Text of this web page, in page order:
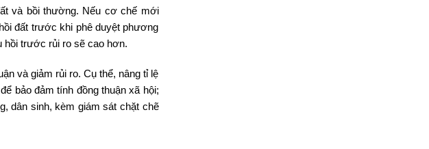
và bồi thường. Nếu cơ chế mới
đất trước khi phê duyệt phương
hồi trước rủi ro sẽ cao hơn.
và giảm rủi ro. Cụ thể, nâng tỉ lệ
bảo đảm tính đồng thuận xã hội;
dân sinh, kèm giám sát chặt chẽ